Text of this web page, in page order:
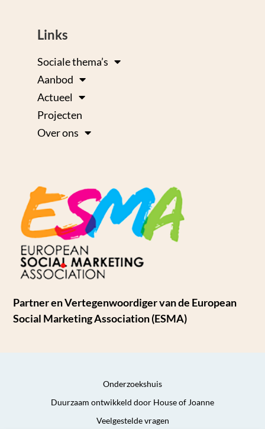
Links
Sociale thema’s
Aanbod
Actueel
Projecten
Over ons
Partner en Vertegenwoordiger van de European
Social Marketing Association (ESMA)
Onderzoekshuis
Duurzaam ontwikkeld door House of Joanne
Veelgestelde vragen